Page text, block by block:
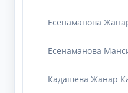
Есенаманова
Есенаманова
Кадашева Жанар